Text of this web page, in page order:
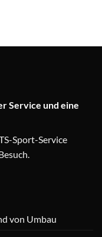
Service und eine
Sport-Service
von Umbau